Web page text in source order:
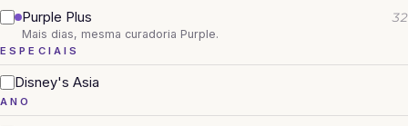
Purple Plus 32
Mais dias, mesma curadoria Purple.
ESPECIAIS
Disney's Asia
ANO